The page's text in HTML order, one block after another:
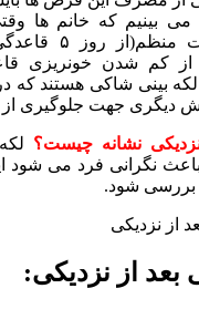
می بینیم که خانم ها
از کم شدن خونریزی
بینی شاکی هستند که
دیگری جهت جلوگیری از
نشانه چیست؟
نگرانی فرد می شود
بررسی شود.
بعد از نزدیکی: